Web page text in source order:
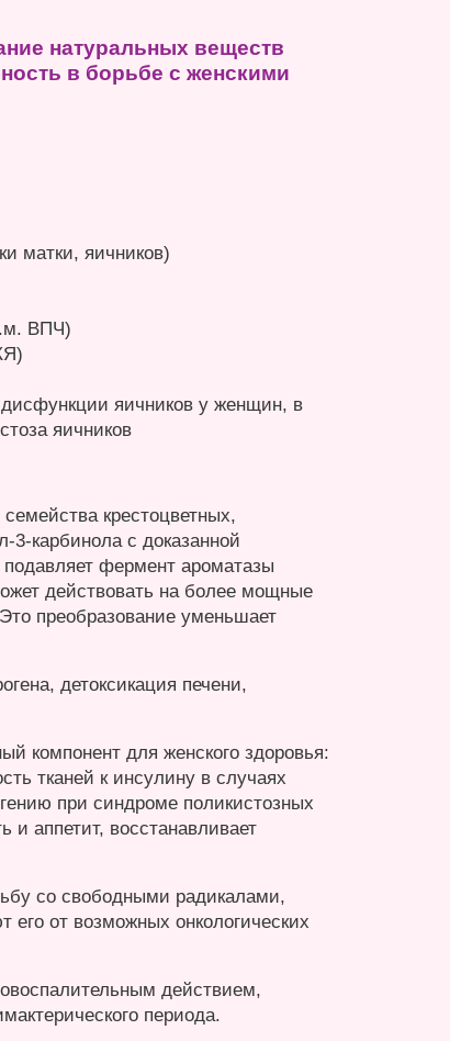
натуральных веществ
в борьбе с женскими
матки, яичников)
ВПЧ)
яичников у женщин, в
яичников
крестоцветных,
3-карбинола с доказанной
фермент ароматазы
действовать на более мощные
преобразование уменьшает
детоксикация печени,
компонент для женского здоровья:
тканей к инсулину в случаях
при синдроме поликистозных
аппетит, восстанавливает
со свободными радикалами,
от возможных онкологических
действием,
периода.